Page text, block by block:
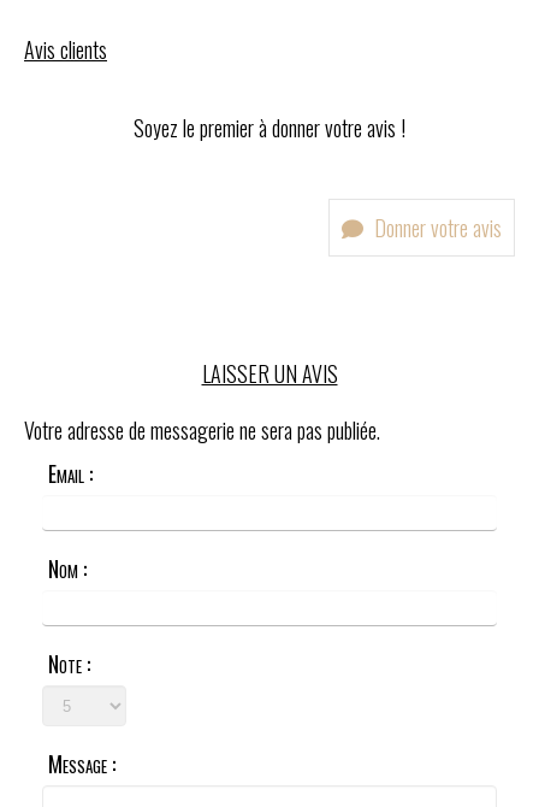
Avis clients
Soyez le premier à donner votre avis !
Donner votre avis
LAISSER UN AVIS
Votre adresse de messagerie ne sera pas publiée.
Email :
Nom :
Note :
Message :